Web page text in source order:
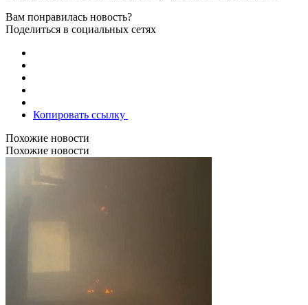
Вам понравилась новость?
Поделиться в социальных сетях
Копировать ссылку
Похожие новости
Похожие новости